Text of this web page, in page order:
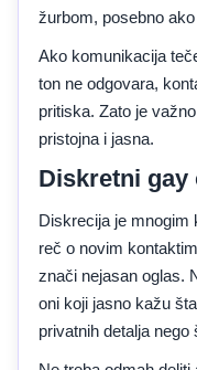
žurbom, posebno
Ako komunikacija
ton ne odgovara,
pritiska. Zato je
pristojna i jasna.
Diskretni gay
Diskrecija je mnogim
reč o novim
znači nejasan oglas.
oni koji jasno kažu
privatnih detalja nego